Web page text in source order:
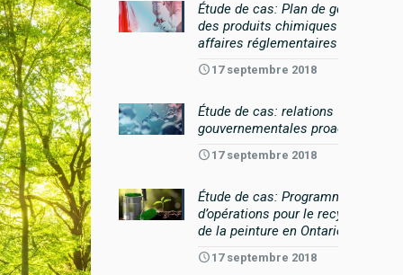
Étude de cas: Plan de gestion
des produits chimiques et
affaires réglementaires
17 septembre 2018
Étude de cas: relations
gouvernementales proactives
17 septembre 2018
Étude de cas: Programme
d’opérations pour le recyclage
de la peinture en Ontario
17 septembre 2018